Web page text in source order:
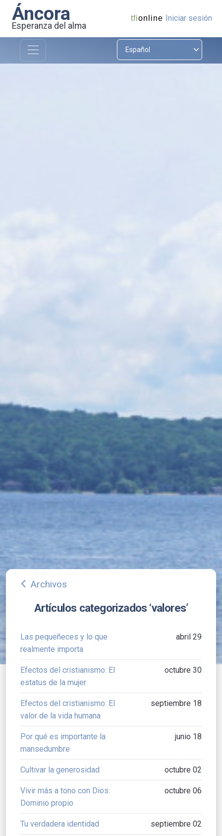
Áncora
Esperanza del alma
tfionline Iniciar sesión
arrow_back_ios Archivos
Artículos categorizados ‘valores’
Las pequeñeces y lo que
realmente importa
abril 29
Efectos del cristianismo: El
estatus de la mujer
octubre 30
Efectos del cristianismo: El
valor de la vida humana
septiembre 18
Por qué es importante la
mansedumbre
junio 18
Cultivar la generosidad octubre 02
Vivir más a tono con Dios:
Dominio propio
octubre 06
Tu verdadera identidad septiembre 02